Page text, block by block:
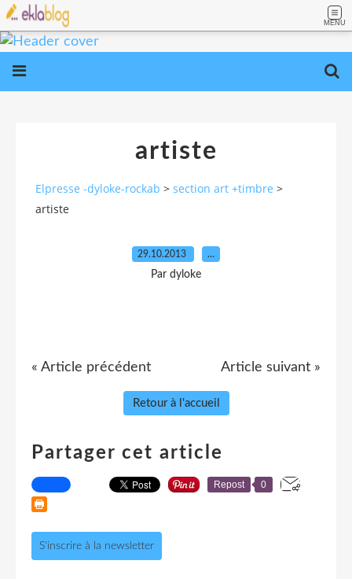
MENU
artiste
Elpresse -dyloke-rockab > section art +timbre >
artiste
29.10.2013 …
Par dyloke
« Article précédent Article suivant »
Retour à l'accueil
Partager cet article
Repost 0
S'inscrire à la newsletter